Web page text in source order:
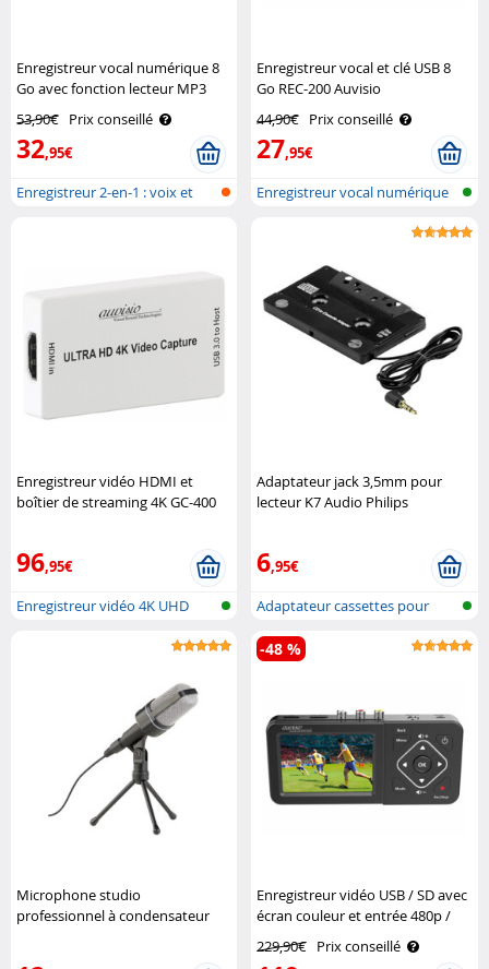
Enregistreur vocal numérique 8
Go avec fonction lecteur MP3
REC-300.mp3 Auvisio
53,90€ Prix conseillé
32,95€
Enregistreur 2-en-1 : voix et
Enregistreur vocal et clé USB 8
Go REC-200 Auvisio
44,90€ Prix conseillé
27,95€
Enregistreur vocal numérique
Enregistreur vidéo HDMI et
boîtier de streaming 4K GC-400
96,95€
Enregistreur vidéo 4K UHD
Adaptateur jack 3,5mm pour
lecteur K7 Audio Philips
6,95€
Adaptateur cassettes pour
voiture
Microphone studio
professionnel à condensateur
Enregistreur vidéo USB / SD avec
écran couleur et entrée 480p /
229,90€ Prix conseillé
-48 %